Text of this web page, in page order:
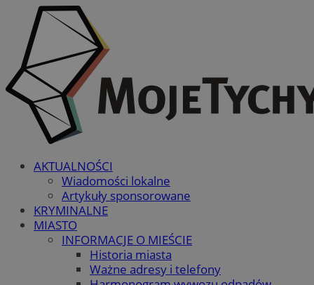
AKTUALNOŚCI
Wiadomości lokalne
Artykuły sponsorowane
KRYMINALNE
MIASTO
INFORMACJE O MIEŚCIE
Historia miasta
Ważne adresy i telefony